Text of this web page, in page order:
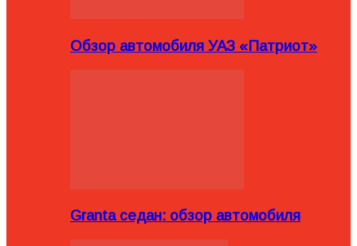
Обзор автомобиля УАЗ «Патриот»
Granta седан: обзор автомобиля